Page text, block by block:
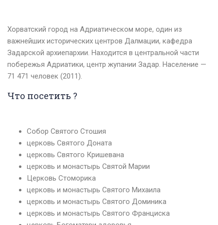
Хорватский город на Адриатическом море, один из
важнейших исторических центров Далмации, кафедра
Задарской архиепархии. Находится в центральной части
побережья Адриатики, центр жупании Задар. Население —
71 471 человек (2011).
Что посетить ?
Собор Святого Стошия
церковь Святого Доната
церковь Святого Кришевана
церковь и монастырь Святой Марии
Церковь Стоморика
церковь и монастырь Святого Михаила
церковь и монастырь Святого Доминика
церковь и монастырь Святого Франциска